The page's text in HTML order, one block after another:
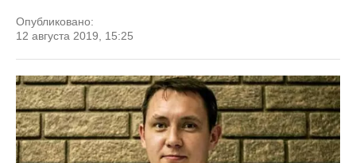
Опубликовано:
12 августа 2019, 15:25